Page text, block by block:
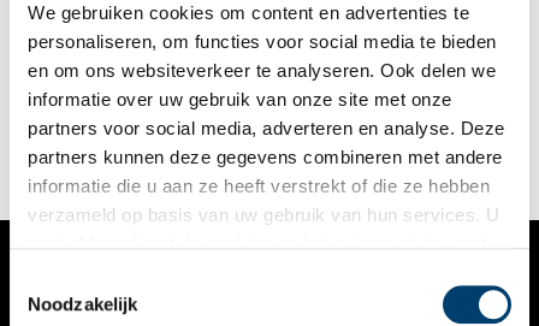
We gebruiken cookies om content en advertenties te
personaliseren, om functies voor social media te bieden
en om ons websiteverkeer te analyseren. Ook delen we
informatie over uw gebruik van onze site met onze
partners voor social media, adverteren en analyse. Deze
partners kunnen deze gegevens combineren met andere
informatie die u aan ze heeft verstrekt of die ze hebben
verzameld op basis van uw gebruik van hun services. U
Noodzakelijk
Vondelkerk
De crowdfundactie voor het herstel van de Vondelkerk heeft
een belangrijke mijlpaal bereikt. Inmiddels hebben meer dan
5.000 donateurs bijgedragen aan de wederopbouw van het
monument en is er ruim € 350.000 opgehaald. Als dank
ontvangen donateurs vanaf € 15,- een bijzondere bouwplaat
van de Vondelkerk, ontworpen door grafisch ontwerper Ivo van
2 min
VERHALEN